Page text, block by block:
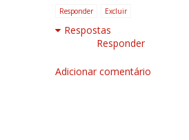
Responder Excluir
Respostas
Responder
Adicionar comentário